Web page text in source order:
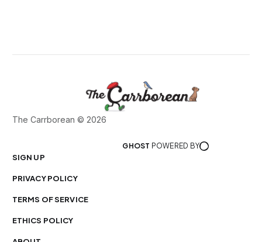
The Carrborean © 2026
POWERED BY
GHOST
SIGN UP
PRIVACY POLICY
TERMS OF SERVICE
ETHICS POLICY